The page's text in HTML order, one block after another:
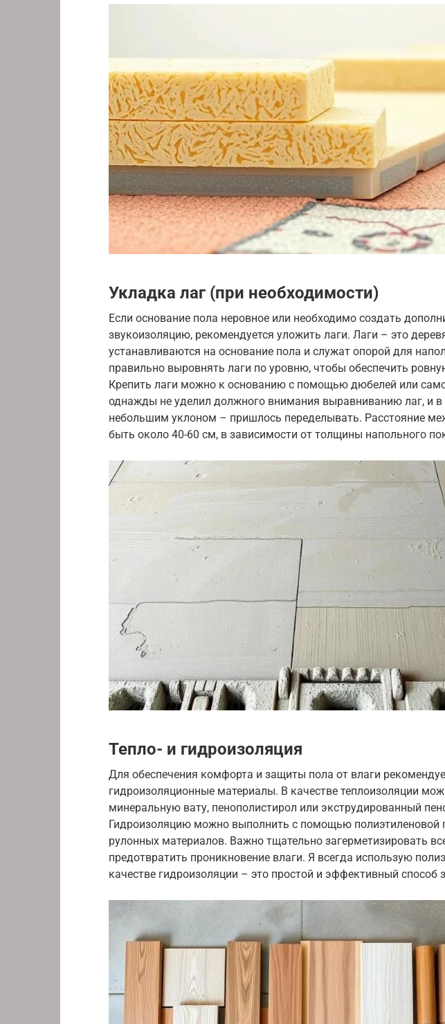
Укладка лаг (при необходимости)
Если основание пола неровное или необходимо создать
звукоизоляцию, рекомендуется уложить лаги. Лаги – это
устанавливаются на основание пола и служат опорой для
правильно выровнять лаги по уровню, чтобы обеспечить
Крепить лаги можно к основанию с помощью дюбелей или
однажды не уделил должного внимания выравниванию лаг, и в
небольшим уклоном – пришлось переделывать. Расстояние
быть около 40-60 см, в зависимости от толщины напольного
Тепло- и гидроизоляция
Для обеспечения комфорта и защиты пола от влаги
гидроизоляционные материалы. В качестве теплоизоляции
минеральную вату, пенополистирол или экструдированный
Гидроизоляцию можно выполнить с помощью полиэтиленовой
рулонных материалов. Важно тщательно загерметизировать
предотвратить проникновение влаги. Я всегда использую
качестве гидроизоляции – это простой и эффективный способ